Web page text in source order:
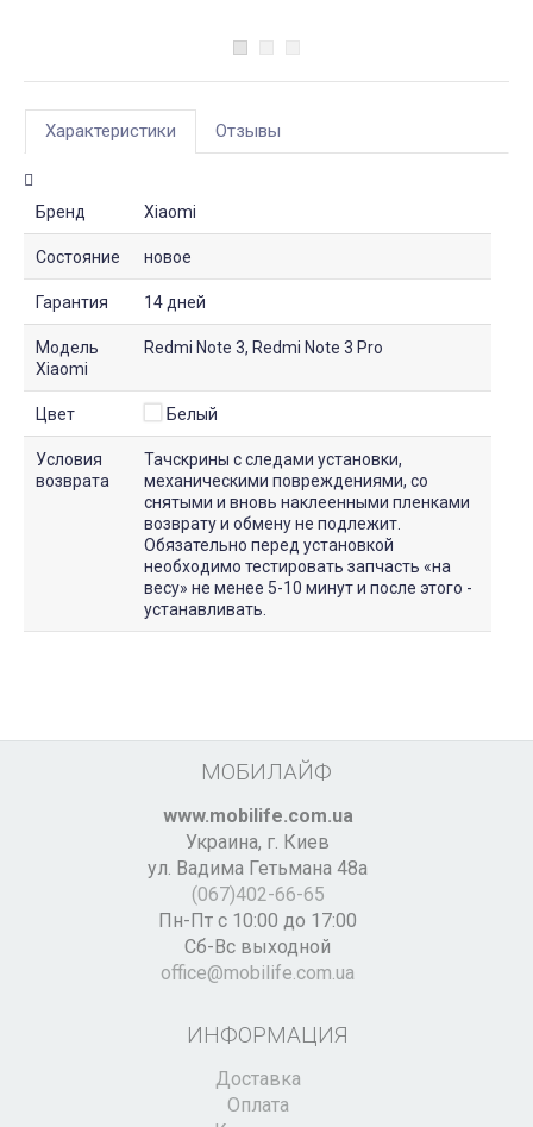
Характеристики Отзывы
Бренд Xiaomi
Состояние новое
Гарантия 14 дней
Модель
Xiaomi
Redmi Note 3, Redmi Note 3 Pro
Цвет Белый
Условия
возврата
Тачскрины с следами установки,
механическими повреждениями, со
снятыми и вновь наклеенными пленками
возврату и обмену не подлежит.
Обязательно перед установкой
необходимо тестировать запчасть «на
весу» не менее 5-10 минут и после этого -
устанавливать.
МОБИЛАЙФ
www.mobilife.com.ua
Украина, г. Киев
ул. Вадима Гетьмана 48а
(067)402-66-65
Пн-Пт с 10:00 до 17:00
Сб-Вс выходной
office@mobilife.com.ua
ИНФОРМАЦИЯ
Доставка
Оплата